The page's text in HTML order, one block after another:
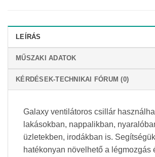
LEÍRÁS
MŰSZAKI ADATOK
KÉRDÉSEK-TECHNIKAI FÓRUM (0)
Galaxy ventilátoros csillár
lakásokban, nappalikban,
üzletekben, irodákban is.
hatékonyan növelhető a légmozgás